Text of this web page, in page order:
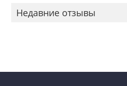
Недавние отзывы